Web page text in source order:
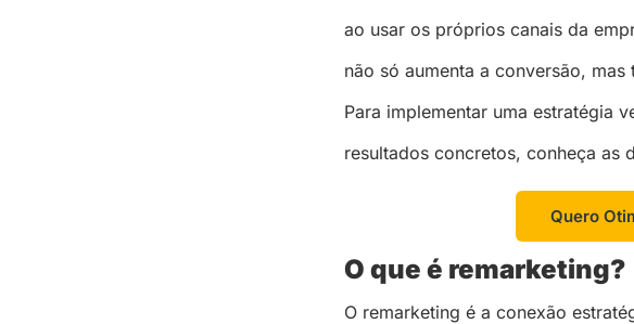
ao usar os próprios canais da
não só aumenta a conversão,
Para implementar uma estratégia
resultados concretos, conheça as
Quero
O que é remarketing?
O remarketing é a conexão